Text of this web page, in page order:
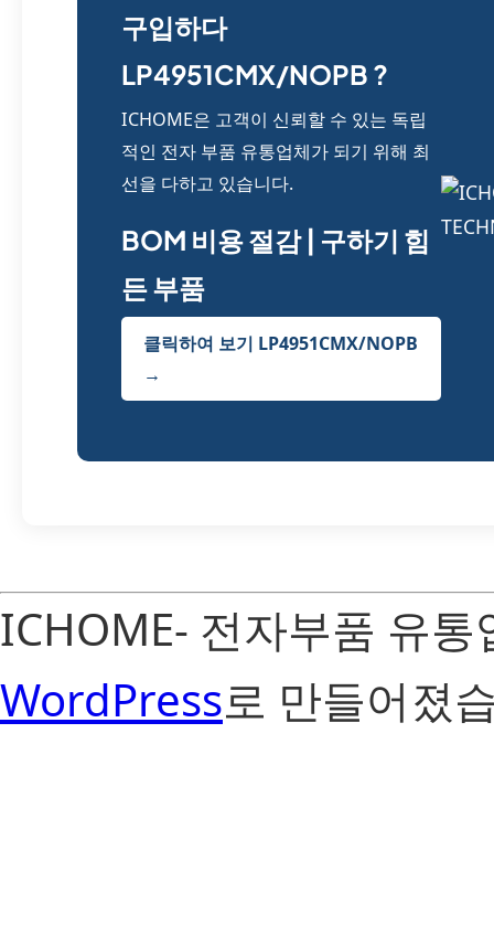
구입하다
LP4951CMX/NOPB ?
ICHOME은 고객이 신뢰할 수 있는 독립
적인 전자 부품 유통업체가 되기 위해 최
선을 다하고 있습니다.
BOM 비용 절감 | 구하기 힘
든 부품
클릭하여 보기 LP4951CMX/NOPB
→
ICHOME- 전자부품 유
WordPress로 만들어졌